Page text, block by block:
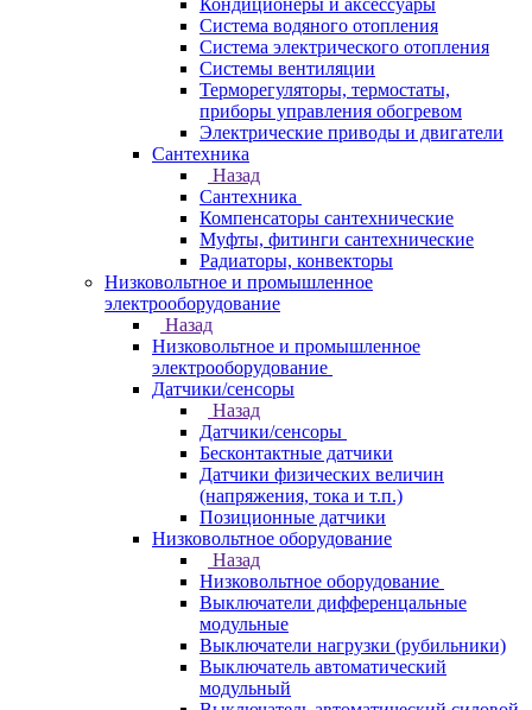
Кондиционеры и аксессуары
Система водяного отопления
Система электрического отопления
Системы вентиляции
Терморегуляторы, термостаты,
приборы управления обогревом
Электрические приводы и двигатели
Сантехника
Назад
Сантехника
Компенсаторы сантехнические
Муфты, фитинги сантехнические
Радиаторы, конвекторы
Низковольтное и промышленное
электрооборудование
Назад
Низковольтное и промышленное
электрооборудование
Датчики/сенсоры
Назад
Датчики/сенсоры
Бесконтактные датчики
Датчики физических величин
(напряжения, тока и т.п.)
Позиционные датчики
Низковольтное оборудование
Назад
Низковольтное оборудование
Выключатели дифференцальные
модульные
Выключатели нагрузки (рубильники)
Выключатель автоматический
модульный